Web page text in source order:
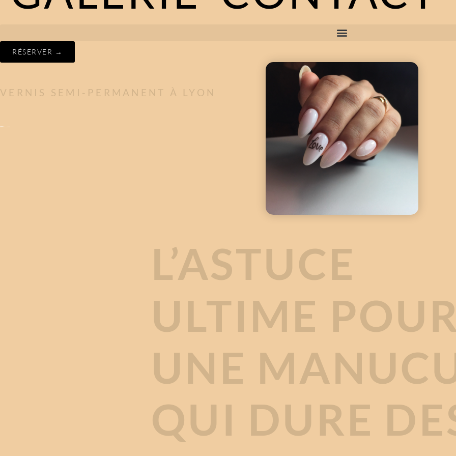
RÉSERVER →
VERNIS SEMI-PERMANENT À LYON
mars 12, 2025
L’ASTUCE
ULTIME POUR
UNE
QUI DURE